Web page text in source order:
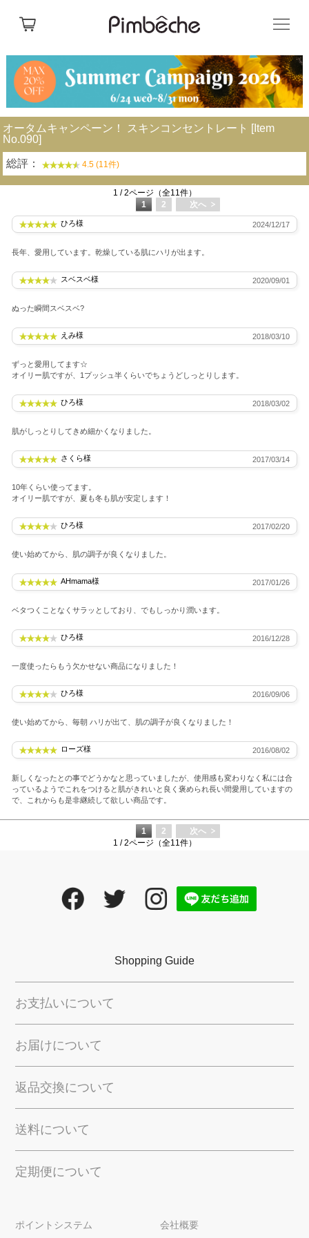
オータムキャンペーン！ スキンコンセントレート [Item
No.090]
総評： 4.5 (11件)
1 / 2ページ（全11件）
1
2 次へ
ひろ様 2024/12/17
長年、愛用しています。乾燥している肌にハリが出ます。
スベスベ様 2020/09/01
ぬった瞬間スベスベ?
えみ様 2018/03/10
ずっと愛用してます☆
オイリー肌ですが、1プッシュ半くらいでちょうどしっとりします。
ひろ様 2018/03/02
肌がしっとりしてきめ細かくなりました。
さくら様 2017/03/14
10年くらい使ってます。
オイリー肌ですが、夏も冬も肌が安定します！
ひろ様 2017/02/20
使い始めてから、肌の調子が良くなりました。
AHmama様 2017/01/26
ベタつくことなくサラッとしており、でもしっかり潤います。
ひろ様 2016/12/28
一度使ったらもう欠かせない商品になりました！
ひろ様 2016/09/06
使い始めてから、毎朝 ハリが出て、肌の調子が良くなりました！
ローズ様 2016/08/02
新しくなったとの事でどうかなと思っていましたが、使用感も変わりなく私には合
っているようでこれをつけると肌がきれいと良く褒められ長い間愛用していますの
で、これからも是非継続して欲しい商品です。
1 2
次へ
1 / 2ページ（全11件）
Shopping Guide
お支払いについて
お届けについて
返品交換について
送料について
定期便について
ポイントシステム 会社概要